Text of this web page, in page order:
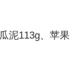
泥113g、苹果